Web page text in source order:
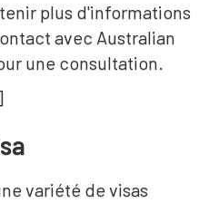
plus d'informations
avec Australian
une consultation.
variété de visas